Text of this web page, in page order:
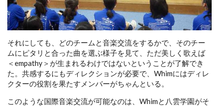
それにしても、どのチームと音楽交流をするかで、そのチー
ムにピタリと合った曲を選ぶ様子を見て、ただ美しく歌えば
＜empathy＞が生まれるわけではないということが了解でき
た。共感するにもディレクションが必要で、Whimにはディレ
クターの役割を果たすメンバーがちゃんといる。
このような国際音楽交流が可能なのは、Whimと八雲学園がそ